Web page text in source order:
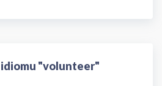
idiomu "volunteer"